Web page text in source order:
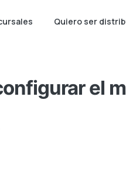
Quiero ser
el